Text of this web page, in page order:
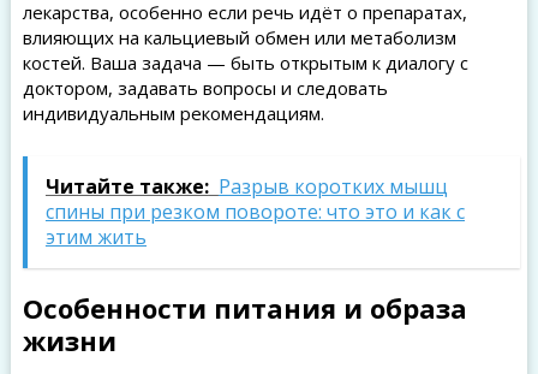
лекарства, особенно если речь идёт о препаратах,
влияющих на кальциевый обмен или метаболизм
костей. Ваша задача — быть открытым к диалогу с
доктором, задавать вопросы и следовать
индивидуальным рекомендациям.
Читайте также: Разрыв коротких мышц
спины при резком повороте: что это и как с
этим жить
Особенности питания и образа
жизни